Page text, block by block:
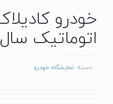
اتوماتیک سال 2016
دسته: نمایشگاه خودرو